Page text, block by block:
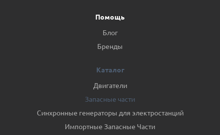
Помощь
Блог
Бренды
Каталог
Двигатели
Запасные части
Синхронные генераторы для электростанций
Импортные Запасные Части